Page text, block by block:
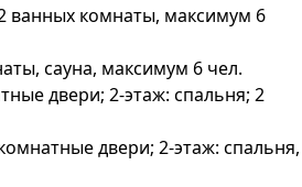
ванных комнаты, максимум 6
сауна, максимум 6 чел.
двери; 2-этаж: спальня; 2
двери; 2-этаж: спальня,